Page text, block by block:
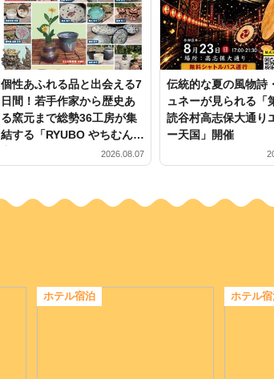
個性あふれる品と出会える7
日間！若手作家から歴史あ
る窯元まで総勢36工房が集
結する「RYUBO やちむん
2026.08.07
伝統的な夏の風物詩
ュネーが見られる「
読谷村高志保大通り
ー天国」開催
ホテル宿泊 ホテル